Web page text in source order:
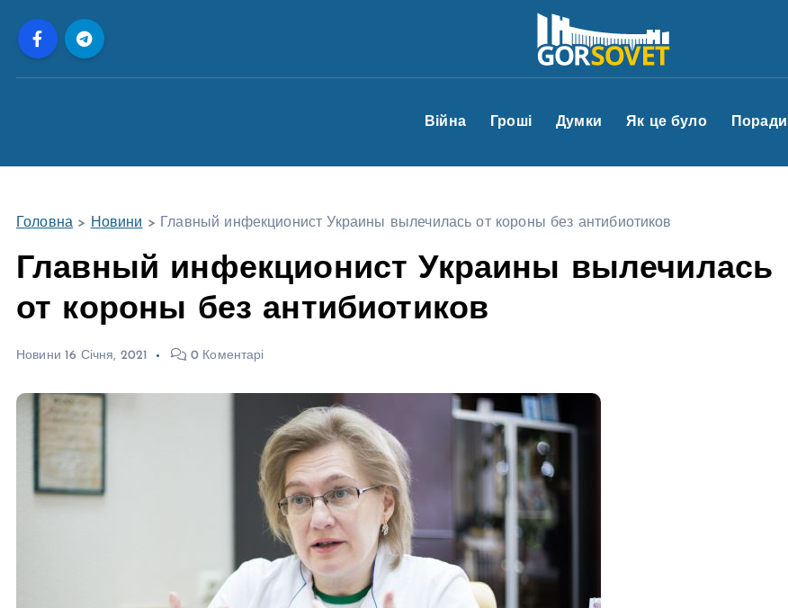
Війна Гроші Думки Як це було Поради
Головна > Новини > Главный инфекционист Украины вылечилась от короны без антибиотиков
Главный инфекционист Украины вылечилась
от короны без антибиотиков
Новини 16 Січня, 2021 0 Коментарі